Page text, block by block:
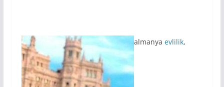
almanya evlilik,